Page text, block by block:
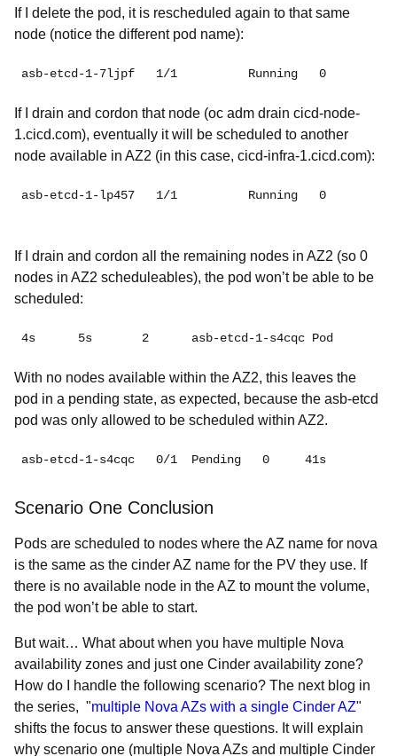
If I delete the pod, it is rescheduled again to that same
node (notice the different pod name):
If I drain and cordon that node (oc adm drain cicd-node-
1.cicd.com), eventually it will be scheduled to another
node available in AZ2 (in this case, cicd-infra-1.cicd.com):
If I drain and cordon all the remaining nodes in AZ2 (so 0
nodes in AZ2 scheduleables), the pod won’t be able to be
scheduled:
4s
With no nodes available within the AZ2, this leaves the
pod in a pending state, as expected, because the asb-etcd
pod was only allowed to be scheduled within AZ2.
asb-etcd-1-s4cqc   0/1 Pending   0     41s
Scenario One Conclusion
Pods are scheduled to nodes where the AZ name for nova
is the same as the cinder AZ name for the PV they use. If
there is no available node in the AZ to mount the volume,
the pod won’t be able to start.
But wait… What about when you have multiple Nova
availability zones and just one Cinder availability zone?
How do I handle the following scenario? The next blog in
the series, "multiple Nova AZs with a single Cinder AZ"
shifts the focus to answer these questions. It will explain
why scenario one (multiple Nova AZs and multiple Cinder